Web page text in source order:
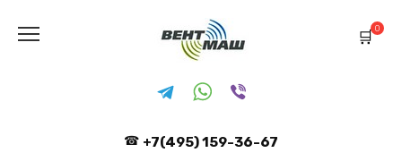
содержанию
+7(495) 159-36-67
0